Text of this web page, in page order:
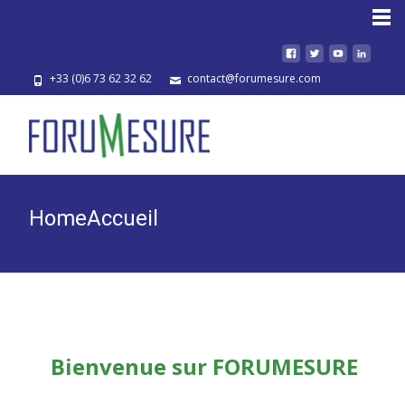
+33 (0)6 73 62 32 62 contact@forumesure.com
HomeAccueil
Bienvenue sur FORUMESURE